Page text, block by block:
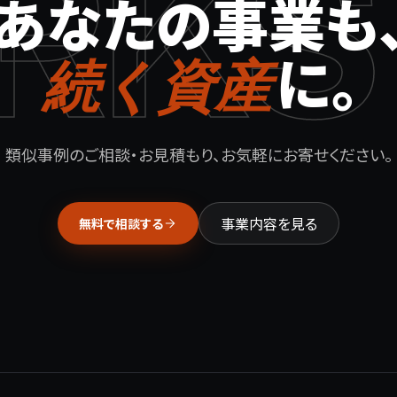
なたの事業も
続く資産に。
類似事例のご相談・お見積もり、お気軽にお寄せください。
無料で相談する 事業内容を見る